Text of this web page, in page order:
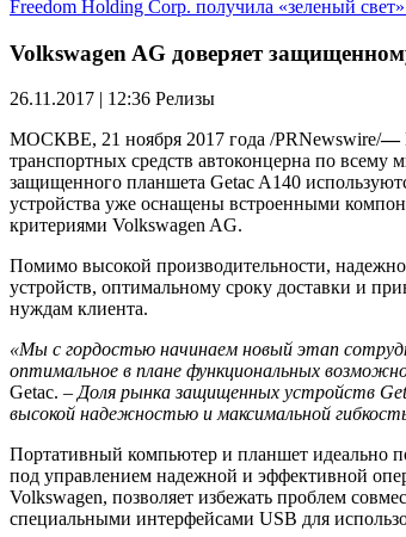
Freedom Holding Corp. получила «зеленый
Volkswagen AG доверяет
26.11.2017 | 12:36 Релизы
МОСКВЕ, 21 ноября 2017 года /PRNewswire/—
транспортных средств автоконцерна по всему
защищенного планшета Getac A140
устройства уже оснащены встроенными
критериями Volkswagen AG.
Помимо высокой производительности,
устройств, оптимальному сроку доставки и
нуждам клиента.
«Мы c гордостью начинаем новый этап
оптимальное в плане функциональных
Getac. – Доля рынка защищенных устройств
высокой надежностью и максимальной
Портативный компьютер и планшет идеально
под управлением надежной и эффективной
Volkswagen, позволяет избежать проблем
специальными интерфейсами USB для